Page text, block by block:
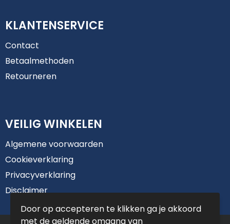
KLANTENSERVICE
Contact
Betaalmethoden
Retourneren
VEILIG WINKELEN
Algemene voorwaarden
Cookieverklaring
Privacyverklaring
Disclaimer
Door op accepteren te klikken ga je akkoord
met de geldende omgang van